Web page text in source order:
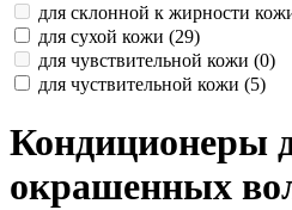
для склонной к жирности
для сухой кожи (29)
для чувствительной кожи (0)
для чуствительной кожи (5)
Кондиционеры
окрашенных